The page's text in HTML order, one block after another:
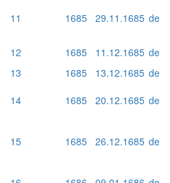
11 1685 29.11.1685 de
12 1685 11.12.1685 de
13
1685 13.12.1685 de
14
1685 20.12.1685 de
15 1685 26.12.1685 de